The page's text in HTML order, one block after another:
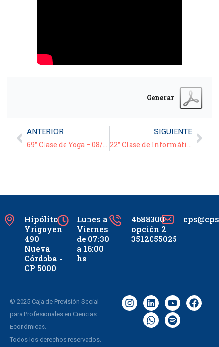
Generar
ANTERIOR
69° Clase de Yoga – 08/12/20
SIGUIENTE
22° Clase de Informática – Video/Tutorial: «Atajos de Excel 2° Parte»
Hipólito
Yrigoyen
490
Nueva
Córdoba -
CP 5000
Lunes a
Viernes
de 07:30
a 16:00
hs
4688300
opción 2
3512055025
© 2025 Caja de Previsión Social
para Profesionales en Ciencias
Económicas.
Todos los derechos reservados.